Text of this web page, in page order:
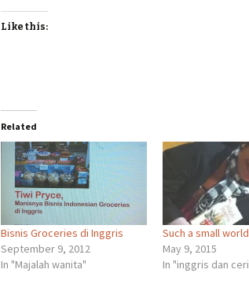
Like this:
Related
Bisnis Groceries di Inggris
September 9, 2012
In "Majalah wanita"
Such a small world
May 9, 2015
In "inggris dan